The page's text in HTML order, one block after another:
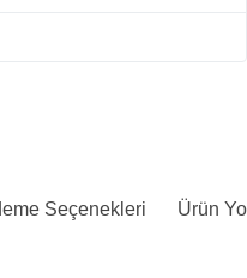
Seçenekleri Ürün